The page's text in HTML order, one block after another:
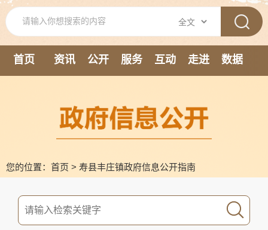
首页 资讯 公开 服务 互动 走进
数据
您的位置： 首页 > 寿县丰庄镇政府信息公开指南